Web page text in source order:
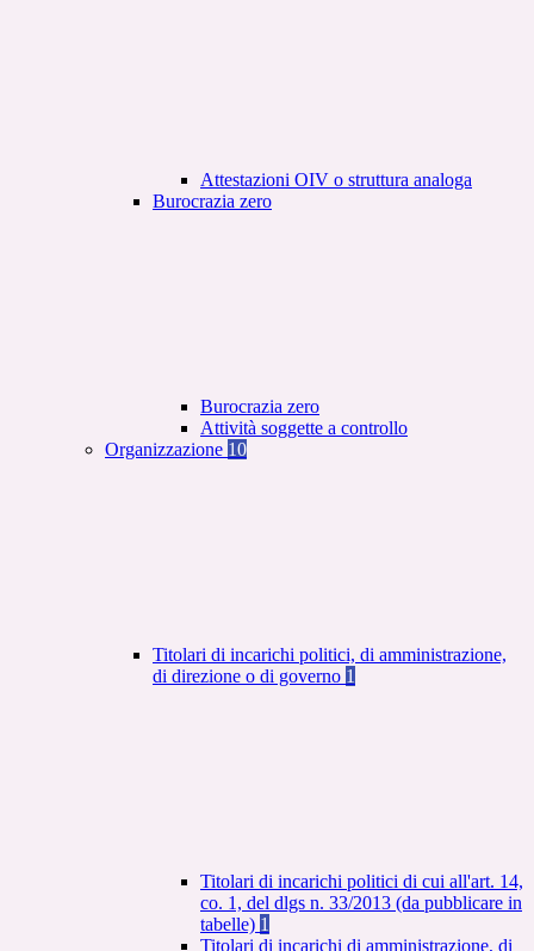
Attestazioni OIV o struttura analoga
Burocrazia zero
Burocrazia zero
Attività soggette a controllo
Organizzazione 10
Titolari di incarichi politici, di amministrazione,
di direzione o di governo 1
Titolari di incarichi politici di cui all'art. 14,
co. 1, del dlgs n. 33/2013 (da pubblicare in
tabelle) 1
Titolari di incarichi di amministrazione, di